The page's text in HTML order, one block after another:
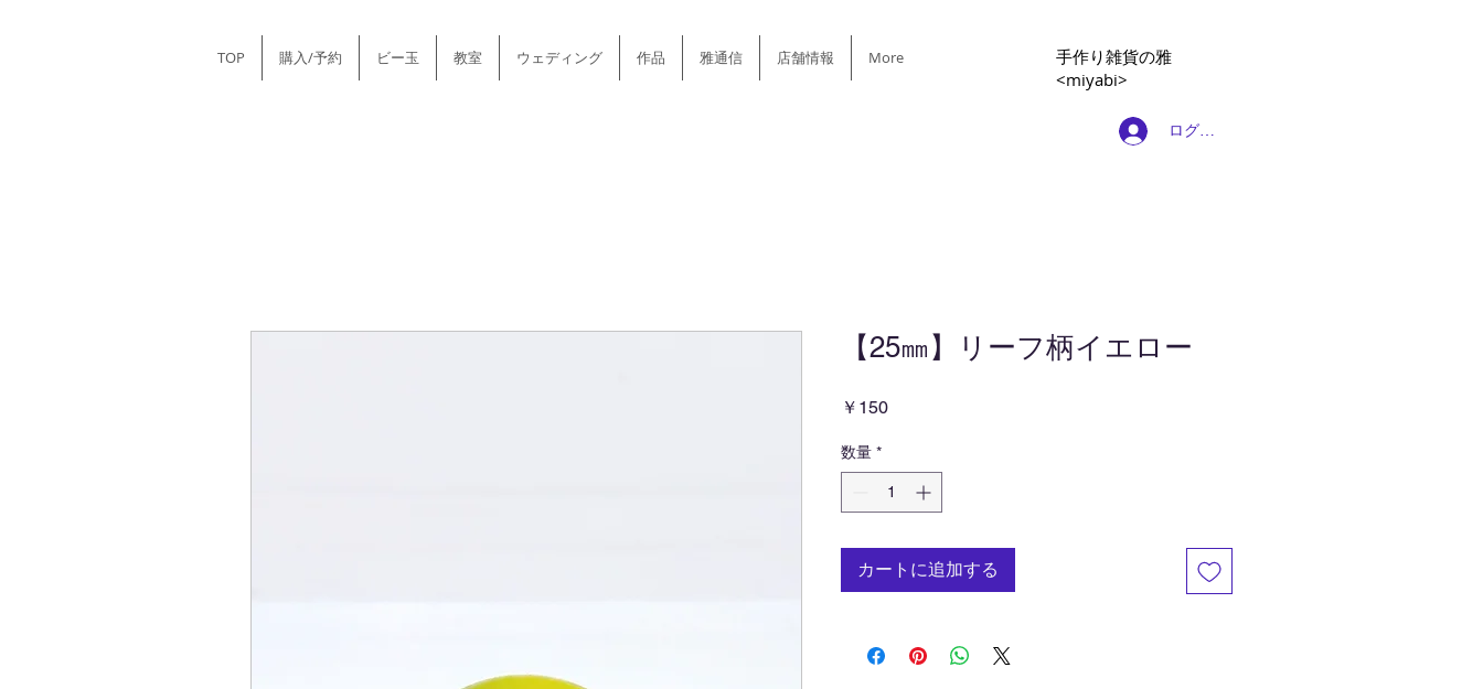
TOP 購入/予約 ビー玉 教室 ウェディング 作品 雅通信 店舗情報 More
​手作り雑貨の雅
<miyabi>
ログイン
【25㎜】リーフ柄イエロー
￥150価
数量 *
カートに追加する